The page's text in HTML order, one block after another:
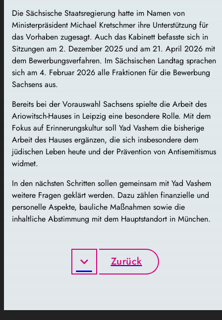
Die Sächsische Staatsregierung hatte im Namen von
Ministerpräsident Michael Kretschmer ihre Unterstützung für
das Vorhaben zugesagt. Auch das Kabinett befasste sich in
Sitzungen am 2. Dezember 2025 und am 21. April 2026 mit
dem Bewerbungsverfahren. Im Sächsischen Landtag sprachen
sich am 4. Februar 2026 alle Fraktionen für die Bewerbung
Sachsens aus.
Bereits bei der Vorauswahl Sachsens spielte die Arbeit des
Ariowitsch-Hauses in Leipzig eine besondere Rolle. Mit dem
Fokus auf Erinnerungskultur soll Yad Vashem die bisherige
Arbeit des Hauses ergänzen, die sich insbesondere dem
jüdischen Leben heute und der Prävention von Antisemitismus
widmet.
In den nächsten Schritten sollen gemeinsam mit Yad Vashem
weitere Fragen geklärt werden. Dazu zählen finanzielle und
personelle Aspekte, bauliche Maßnahmen sowie die
inhaltliche Abstimmung mit dem Hauptstandort in München.
Zurück